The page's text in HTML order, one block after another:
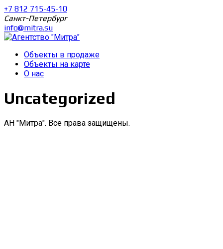
+7 812 715-45-10
Санкт-Петербург
info@mitra.su
Объекты в продаже
Объекты на карте
О нас
Uncategorized
АН "Митра". Все права защищены.